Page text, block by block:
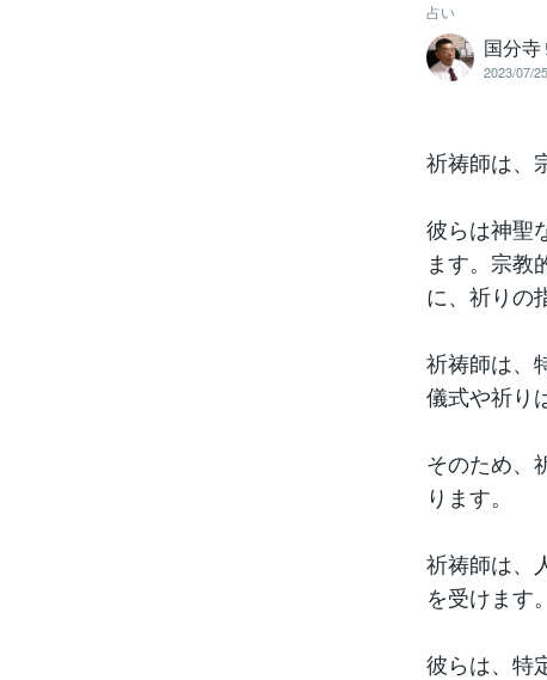
占い
国分
2023/07/
祈祷師は、
彼らは神聖
ます。宗教
に、祈りの
祈祷師は、
儀式や祈り
そのため、
ります。
祈祷師は、
を受けます。
彼らは、特